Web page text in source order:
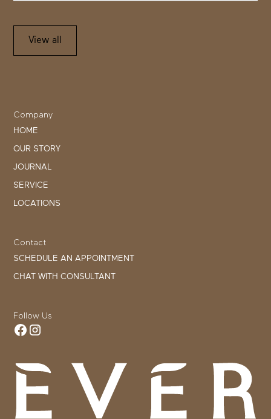
View all
Company
HOME
OUR STORY
JOURNAL
SERVICE
LOCATIONS
Contact
SCHEDULE AN APPOINTMENT
CHAT WITH CONSULTANT
Follow Us